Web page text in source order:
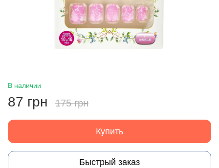
В наличии
87 грн 175 грн
Купить
Быстрый заказ